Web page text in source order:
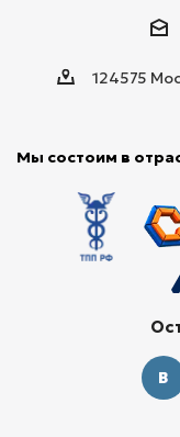
124575
Мы состоим в